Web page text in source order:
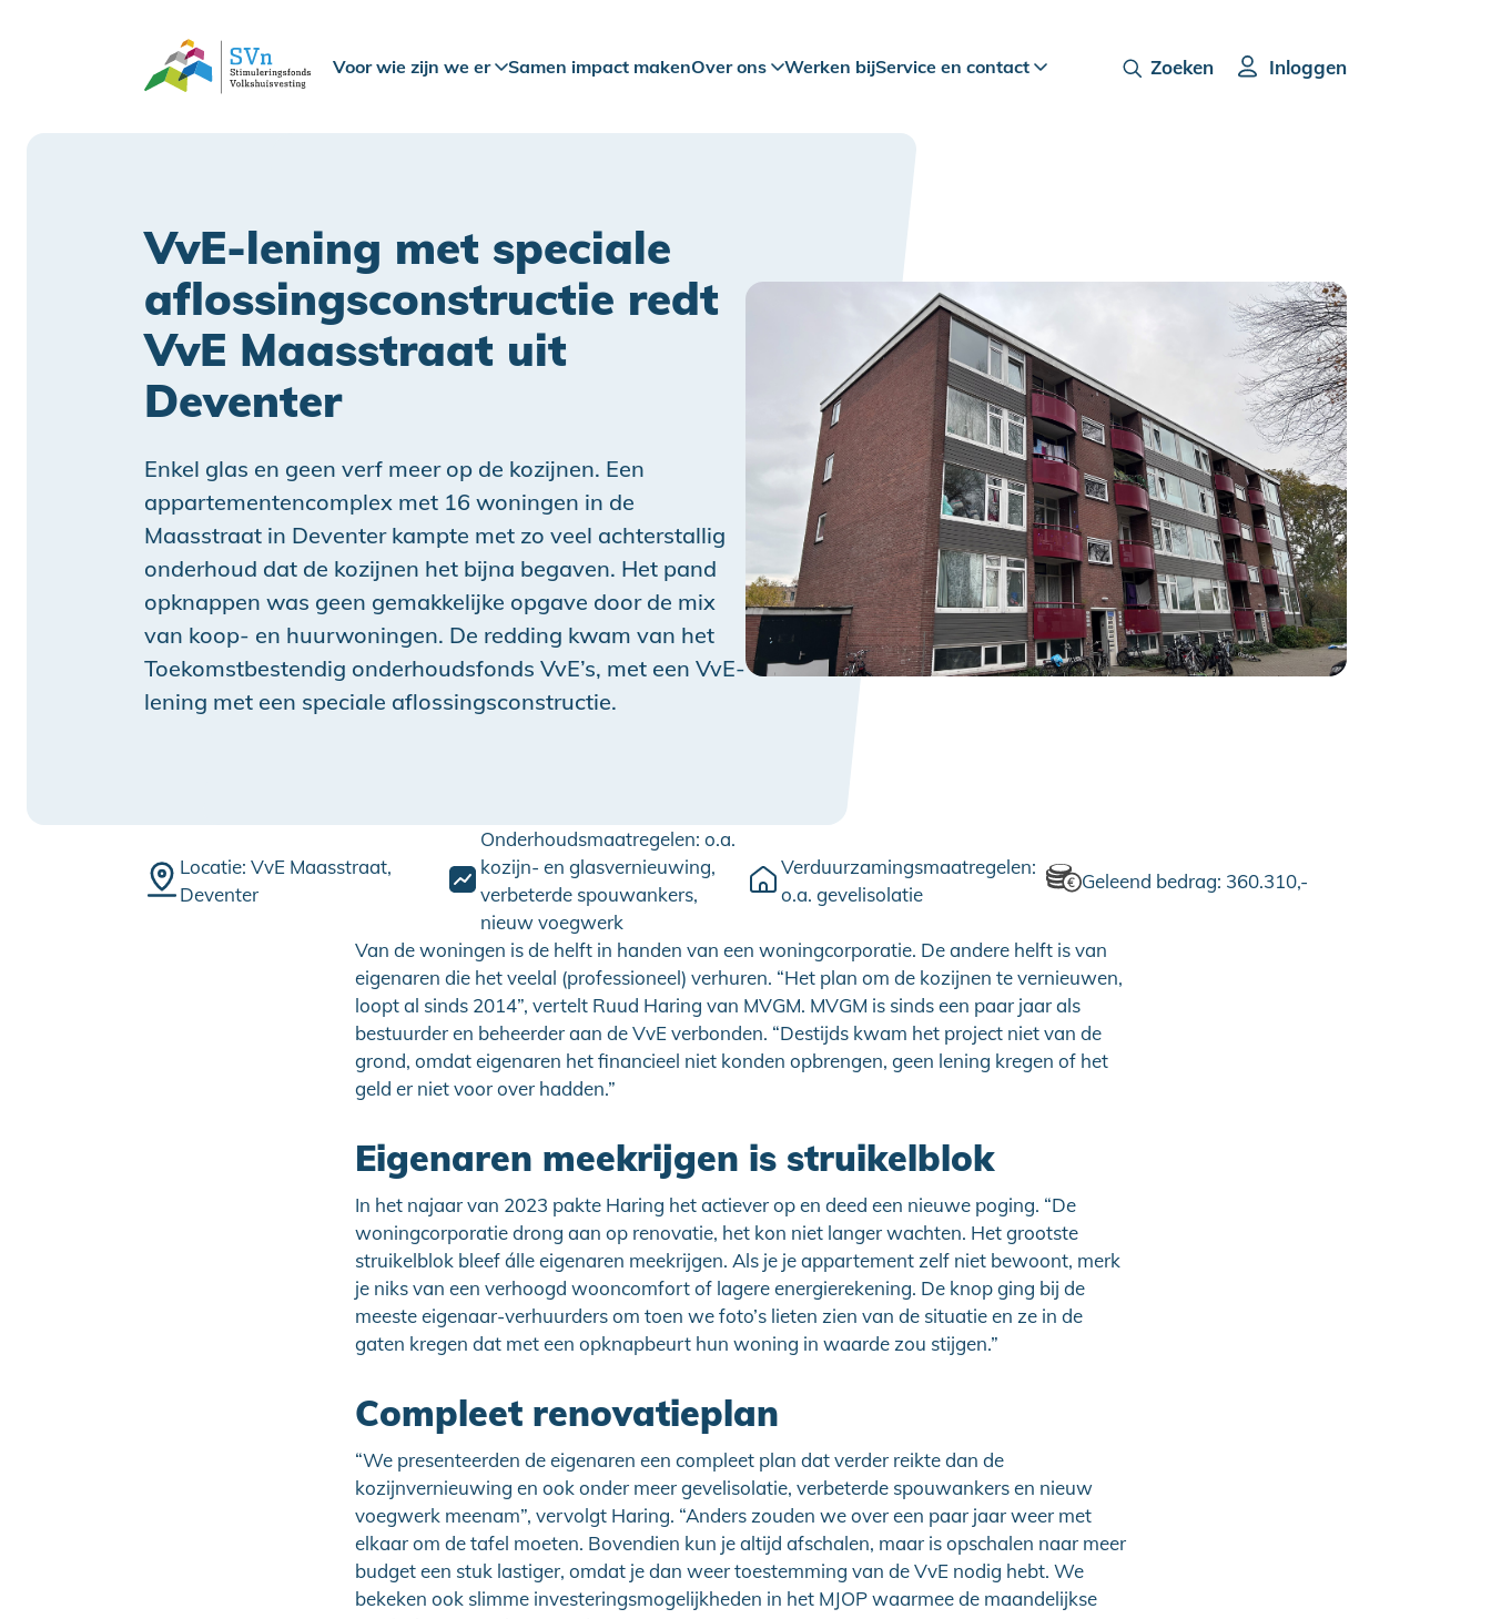
Voor wie zijn we er Samen impact makenOver ons Werken bijService en contact Zoeken Inloggen
VvE-lening met speciale
aflossingsconstructie redt
VvE Maasstraat uit
Deventer
Enkel glas en geen verf meer op de kozijnen. Een
appartementencomplex met 16 woningen in de
Maasstraat in Deventer kampte met zo veel achterstallig
onderhoud dat de kozijnen het bijna begaven. Het pand
opknappen was geen gemakkelijke opgave door de mix
van koop- en huurwoningen. De redding kwam van het
Toekomstbestendig onderhoudsfonds VvE’s, met een VvE-
lening met een speciale aflossingsconstructie.
Locatie: VvE Maasstraat,
Deventer
Onderhoudsmaatregelen: o.a.
kozijn- en glasvernieuwing,
verbeterde spouwankers,
nieuw voegwerk
Verduurzamingsmaatregelen:
o.a. gevelisolatie
Geleend bedrag: 360.310,-
Van de woningen is de helft in handen van een woningcorporatie. De andere helft is van
eigenaren die het veelal (professioneel) verhuren. “Het plan om de kozijnen te vernieuwen,
loopt al sinds 2014”, vertelt Ruud Haring van MVGM. MVGM is sinds een paar jaar als
bestuurder en beheerder aan de VvE verbonden. “Destijds kwam het project niet van de
grond, omdat eigenaren het financieel niet konden opbrengen, geen lening kregen of het
geld er niet voor over hadden.”
Eigenaren meekrijgen is struikelblok
In het najaar van 2023 pakte Haring het actiever op en deed een nieuwe poging. “De
woningcorporatie drong aan op renovatie, het kon niet langer wachten. Het grootste
struikelblok bleef álle eigenaren meekrijgen. Als je je appartement zelf niet bewoont, merk
je niks van een verhoogd wooncomfort of lagere energierekening. De knop ging bij de
meeste eigenaar-verhuurders om toen we foto’s lieten zien van de situatie en ze in de
gaten kregen dat met een opknapbeurt hun woning in waarde zou stijgen.”
Compleet renovatieplan
“We presenteerden de eigenaren een compleet plan dat verder reikte dan de
kozijnvernieuwing en ook onder meer gevelisolatie, verbeterde spouwankers en nieuw
voegwerk meenam”, vervolgt Haring. “Anders zouden we over een paar jaar weer met
elkaar om de tafel moeten. Bovendien kun je altijd afschalen, maar is opschalen naar meer
budget een stuk lastiger, omdat je dan weer toestemming van de VvE nodig hebt. We
bekeken ook slimme investeringsmogelijkheden in het MJOP waarmee de maandelijkse